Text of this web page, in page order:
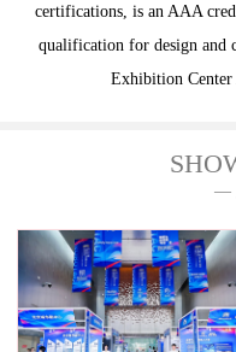
certifications, is an AAA
qualification for design and
Exhibition Center
—